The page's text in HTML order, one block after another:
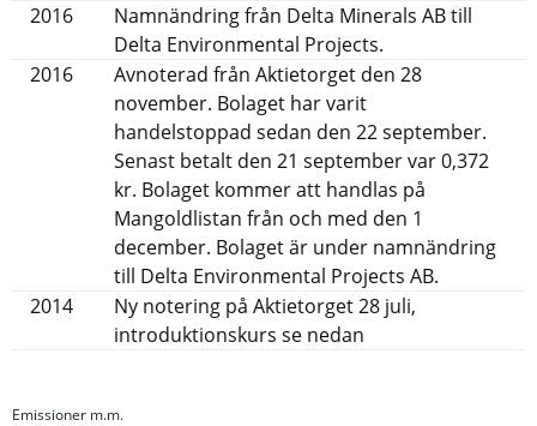
2016
Namnändring från Delta Minerals AB till
Delta Environmental Projects.
2016
Avnoterad från Aktietorget den 28
november. Bolaget har varit
handelstoppad sedan den 22 september.
Senast betalt den 21 september var 0,372
kr. Bolaget kommer att handlas på
Mangoldlistan från och med den 1
december. Bolaget är under namnändring
till Delta Environmental Projects AB.
2014
Ny notering på Aktietorget 28 juli,
introduktionskurs se nedan
Emissioner m.m.